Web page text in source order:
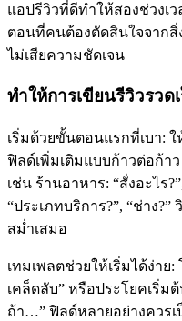
แอปรีวิวที่ดีทำให้สองช่วงเ
ตอนที่คนต้องตัดสินใจจากสิ่
ไม่เสียความชัดเจน
ทำให้การเขียนรีวิวรวด
เริ่มด้วยขั้นตอนแรกที่เบา:
ฟิลด์เพิ่มเติมแบบก้าวต่อก้
เช่น ร้านอาหาร: “สั่งอะไร
“ประเภทบริการ?”, “ช่าง
สม่ำเสมอ
เทมเพลตช่วยให้เริ่มได้ง่าย
เคล็ดลับ” หรือประโยคเริ่ม
ถ้า…” ฟิลด์หลายอย่างควรเ